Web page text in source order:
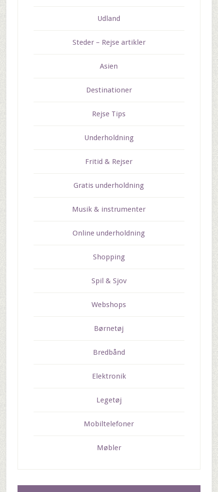
Udland
Steder – Rejse artikler
Asien
Destinationer
Rejse Tips
Underholdning
Fritid & Rejser
Gratis underholdning
Musik & instrumenter
Online underholdning
Shopping
Spil & Sjov
Webshops
Børnetøj
Bredbånd
Elektronik
Legetøj
Mobiltelefoner
Møbler